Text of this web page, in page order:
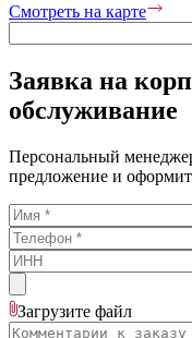
Смотреть на карте
Заявка на
обслуживание
Персональный
предложение и
Загрузите файл